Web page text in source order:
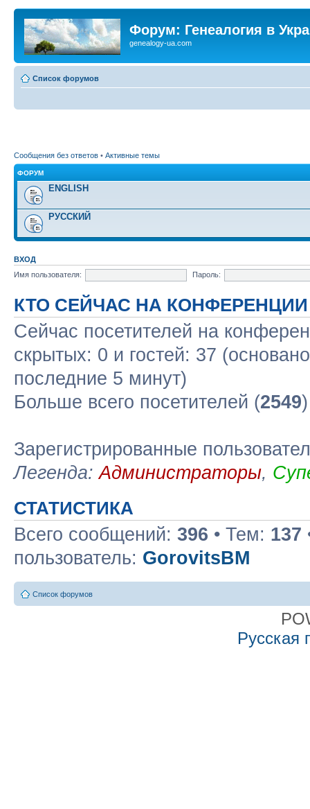
Форум: Генеалогия в
genealogy-ua.com
Список форумов
Сообщения без ответов • Активные темы
ФОРУМ
ENGLISH
РУССКИЙ
ВХОД
Имя пользователя:
Пароль:
КТО СЕЙЧАС НА КОНФЕРЕНЦИИ
Сейчас посетителей на
скрытых: 0 и гостей: 37
последние 5 минут)
Больше всего посетителей (2549
Зарегистрированные
Легенда:Администраторы,
СТАТИСТИКА
Всего сообщений: 396 • Тем: 137
пользователь: GorovitsBM
Список форумов
Русская